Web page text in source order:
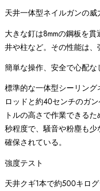
天井一体型ネイルガンの威
大きな釘は8mmの鋼板を
井や柱など。その性能は、
簡単な操作、安全で心配な
標準的な一体型シーリン
ロッドと約40センチのガ
トルの高さで作業できる
秒程度で、騒音や粉塵も
確保されている。
強度テスト
天井クギ1本で約500キロ